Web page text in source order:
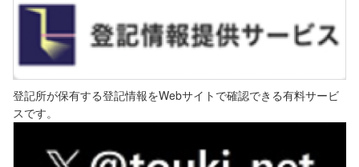
登記所が保有する登記情報をWebサイトで確認できる有料サービ
スです。